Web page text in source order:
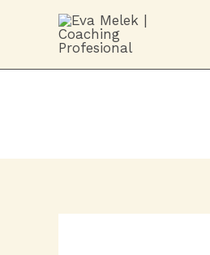
contenido